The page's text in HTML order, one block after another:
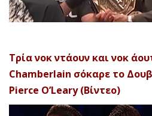
Τρία νοκ ντάουν και νοκ
Chamberlain σόκαρε το
Pierce O’Leary (Βίντεο)